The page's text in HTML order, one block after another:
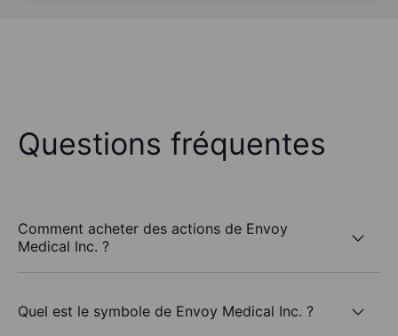
Questions fréquentes
Comment acheter des actions de Envoy
Medical Inc. ?
Quel est le symbole de Envoy Medical Inc. ?